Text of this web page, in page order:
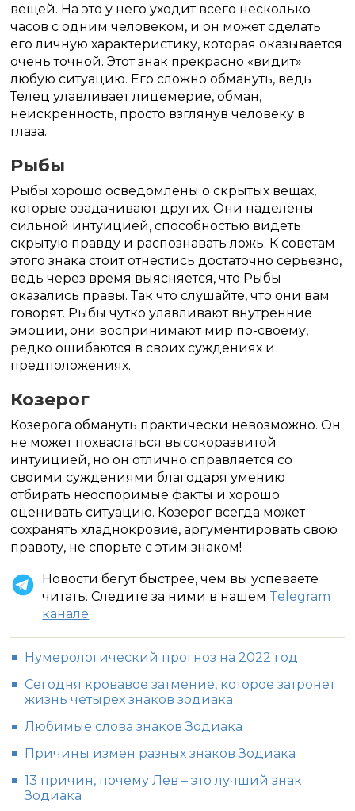
вещей. На это у него уходит всего несколько
часов с одним человеком, и он может сделать
его личную характеристику, которая оказывается
очень точной.Этот знак прекрасно «видит»
любую ситуацию. Его сложно обмануть, ведь
Телец улавливает лицемерие, обман,
неискренность, просто взглянув человеку в
глаза.
Рыбы
Рыбы хорошо осведомлены о скрытых вещах,
которые озадачивают других.Они наделены
сильной интуицией, способностью видеть
скрытую правду и распознавать ложь. К советам
этого знака стоит отнестись достаточно серьезно,
ведь через время выясняется, что Рыбы
оказались правы.Так что слушайте, что они вам
говорят. Рыбы чутко улавливают внутренние
эмоции, они воспринимают мир по-своему,
редко ошибаются в своих суждениях и
предположениях.
Козерог
Козерога обмануть практически невозможно.Он
не может похвастаться высокоразвитой
интуицией, но он отлично справляется со
своими суждениями благодаря умению
отбирать неоспоримые факты и хорошо
оценивать ситуацию. Козерог всегда может
сохранять хладнокровие, аргументировать свою
правоту, не спорьте с этим знаком!
Новости бегут быстрее, чем вы успеваете
читать. Следите за ними в нашем Telegram
канале
Нумерологический прогноз на 2022 год
Сегодня кровавое затмение, которое затронет
жизнь четырех знаков зодиака
Любимые слова знаков Зодиака
Причины измен разных знаков Зодиака
13 причин, почему Лев – это лучший знак
Зодиака